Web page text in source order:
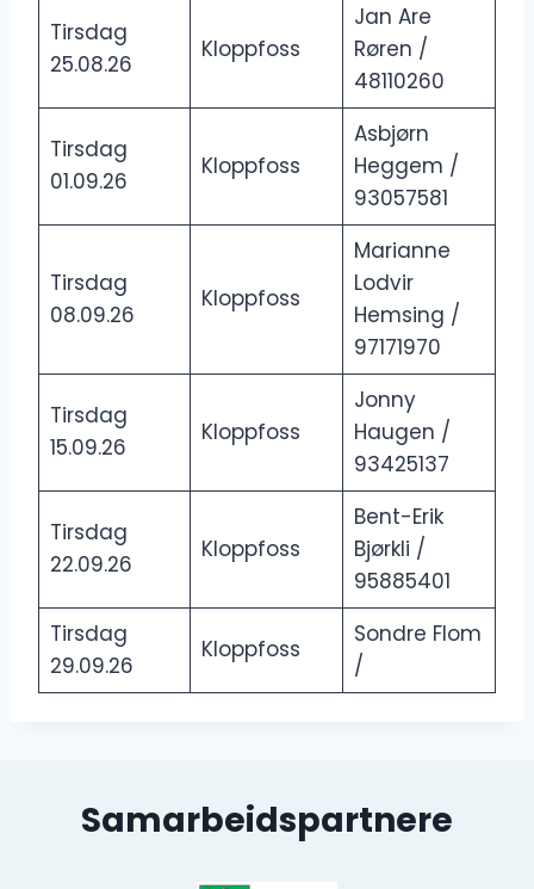
Tirsdag
25.08.26
Kloppfoss
Jan Are
Røren /
48110260
Tirsdag
01.09.26
Kloppfoss
Asbjørn
Heggem /
93057581
Tirsdag
08.09.26
Kloppfoss
Marianne
Lodvir
Hemsing /
97171970
Tirsdag
15.09.26
Kloppfoss
Jonny
Haugen /
93425137
Tirsdag
22.09.26
Kloppfoss
Bent-Erik
Bjørkli /
95885401
Tirsdag
29.09.26
Kloppfoss
Sondre Flom
/
Samarbeidspartnere